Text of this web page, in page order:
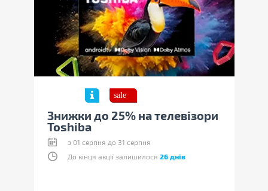
Знижки до 25% на телевізори
Toshiba
з 01 серпня до 31 серпня
До кінця акції залишилося 26 днів